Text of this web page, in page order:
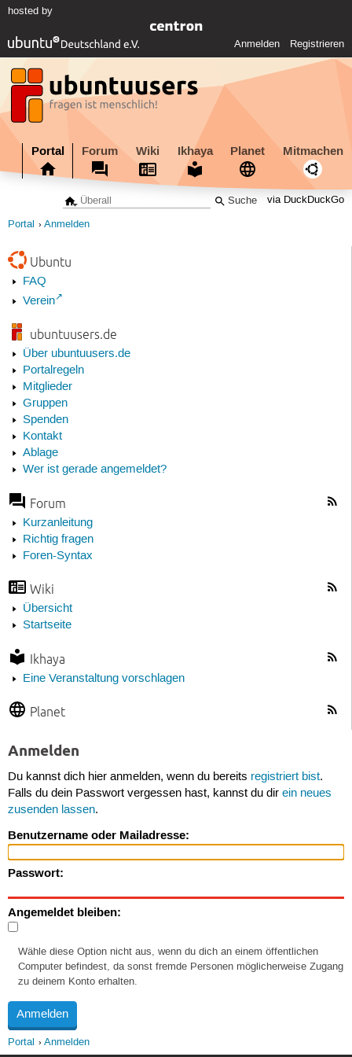
hosted by
Anmelden Registrieren
Portal Forum Wiki Ikhaya Planet Mitmachen
via DuckDuckGo
Portal Anmelden
Ubuntu
FAQ
Verein
ubuntuusers.de
Über ubuntuusers.de
Portalregeln
Mitglieder
Gruppen
Spenden
Kontakt
Ablage
Wer ist gerade angemeldet?
Forum
Kurzanleitung
Richtig fragen
Foren-Syntax
Wiki
Übersicht
Startseite
Ikhaya
Eine Veranstaltung vorschlagen
Planet
Anmelden
Du kannst dich hier anmelden, wenn du bereits registriert bist.
Falls du dein Passwort vergessen hast, kannst du dir ein neues
zusenden lassen.
Benutzername oder Mailadresse:
Passwort:
Angemeldet bleiben:
Wähle diese Option nicht aus, wenn du dich an einem öffentlichen
Computer befindest, da sonst fremde Personen möglicherweise Zugang
zu deinem Konto erhalten.
Portal Anmelden